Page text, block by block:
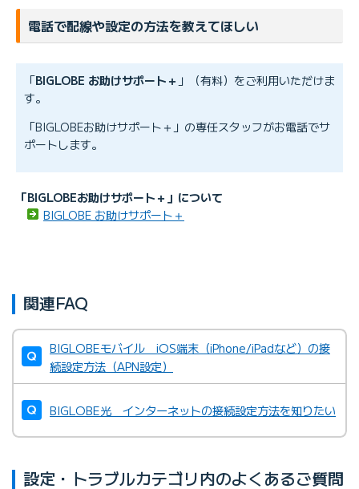
電話で配線や設定の方法を教えてほしい
「BIGLOBE お助けサポート＋ 」（有料）をご利用いただけま
す。
「BIGLOBEお助けサポート＋」の専任スタッフがお電話でサ
ポートします。
「BIGLOBEお助けサポート＋」について
BIGLOBE お助けサポート＋
関連FAQ
BIGLOBEモバイル iOS端末（iPhone/iPadなど）の接
続設定方法（APN設定）
BIGLOBE光 インターネットの接続設定方法を知りたい
設定・トラブルカテゴリ内のよくあるご質問